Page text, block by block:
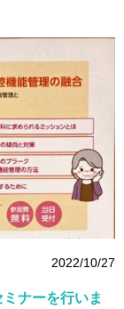
2022/10/27
ナーを行いま